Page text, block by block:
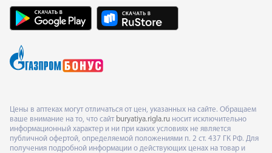
Цены в аптеках могут отличаться от цен, указанных на сайте. Обращаем
ваше внимание на то, что сайт buryatiya.rigla.ru носит исключительно
информационный характер и ни при каких условиях не является
публичной офертой, определяемой положениями п. 2 ст. 437 ГК РФ. Для
получения подробной информации о действующих ценах на товар и